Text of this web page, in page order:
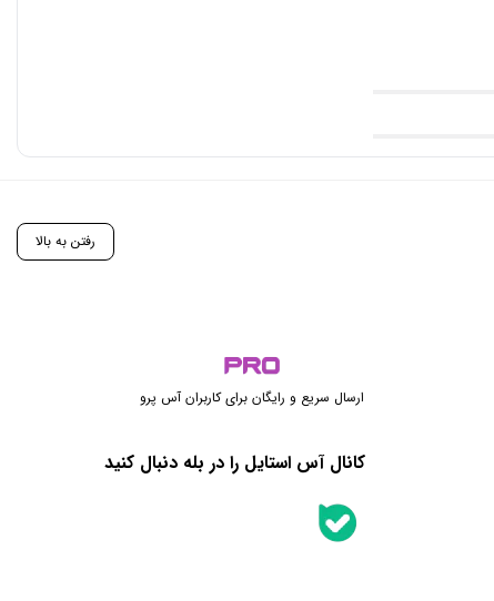
رفتن به بالا
ارسال سریع و رایگان برای کاربران آس پرو
کانال آس استایل را در بله دنبال کنید